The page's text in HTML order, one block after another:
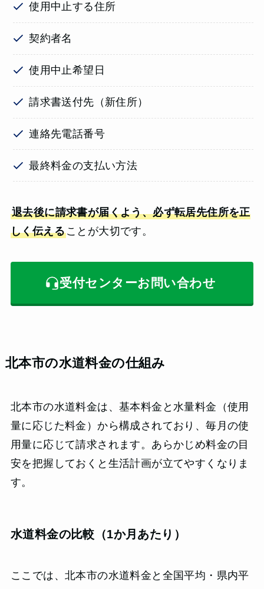
使用中止する住所
契約者名
使用中止希望日
請求書送付先（新住所）
連絡先電話番号
最終料金の支払い方法
退去後に請求書が届くよう、必ず転居先住所を正
しく伝えることが大切です。
受付センターお問い合わせ
北本市の水道料金の仕組み
北本市の水道料金は、基本料金と水量料金（使用
量に応じた料金）から構成されており、毎月の使
用量に応じて請求されます。あらかじめ料金の目
安を把握しておくと生活計画が立てやすくなりま
す。
水道料金の比較（1か月あたり）
ここでは、北本市の水道料金と全国平均・県内平